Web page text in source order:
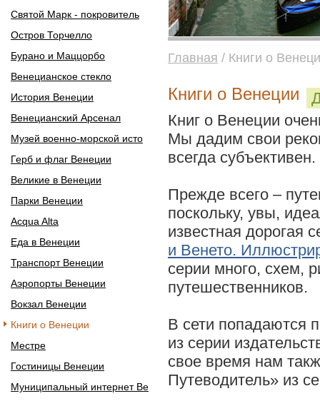
Святой Марк - покровитель
Остров Торчелло
Бурано и Маццорбо
Венецианское стекло
История Венеции
Венецианский Арсенал
Музей военно-морской исто
Герб и флаг Венеции
Великие в Венеции
Парки Венеции
Acqua Alta
Еда в Венеции
Транспорт Венеции
Аэропорты Венеции
Вокзал Венеции
Книги о Венеции
Местре
Гостиницы Венеции
Муниципальный интернет Ве
Главная / Книги о
Книги о Венеции
Книг о Венеции
Мы дадим свои
всегда субъективен.
Прежде всего –
поскольку, увы,
известная дорогая
и Венето.
серии много, схем,
путешественников.
В сети попадаются
из серии
свое время нам
Путеводитель» из